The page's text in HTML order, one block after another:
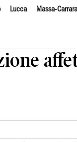
Lucca Massa-Carrara